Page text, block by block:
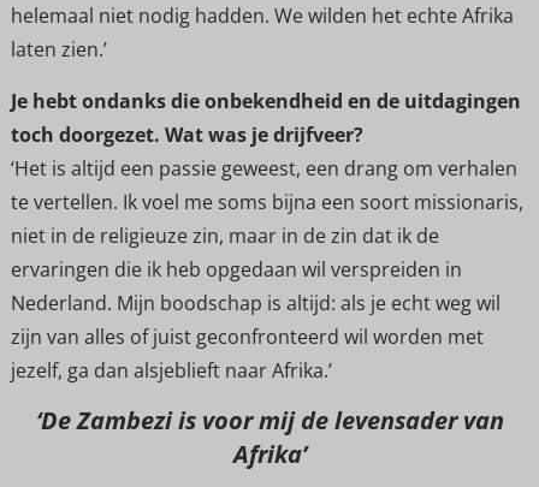
helemaal niet nodig hadden. We wilden het echte Afrika
laten zien.’
Je hebt ondanks die onbekendheid en de uitdagingen
toch doorgezet. Wat was je drijfveer?
‘Het is altijd een passie geweest, een drang om verhalen
te vertellen. Ik voel me soms bijna een soort missionaris,
niet in de religieuze zin, maar in de zin dat ik de
ervaringen die ik heb opgedaan wil verspreiden in
Nederland. Mijn boodschap is altijd: als je echt weg wil
zijn van alles of juist geconfronteerd wil worden met
jezelf, ga dan alsjeblieft naar Afrika.’
‘De Zambezi is voor mij de levensader van
Afrika’